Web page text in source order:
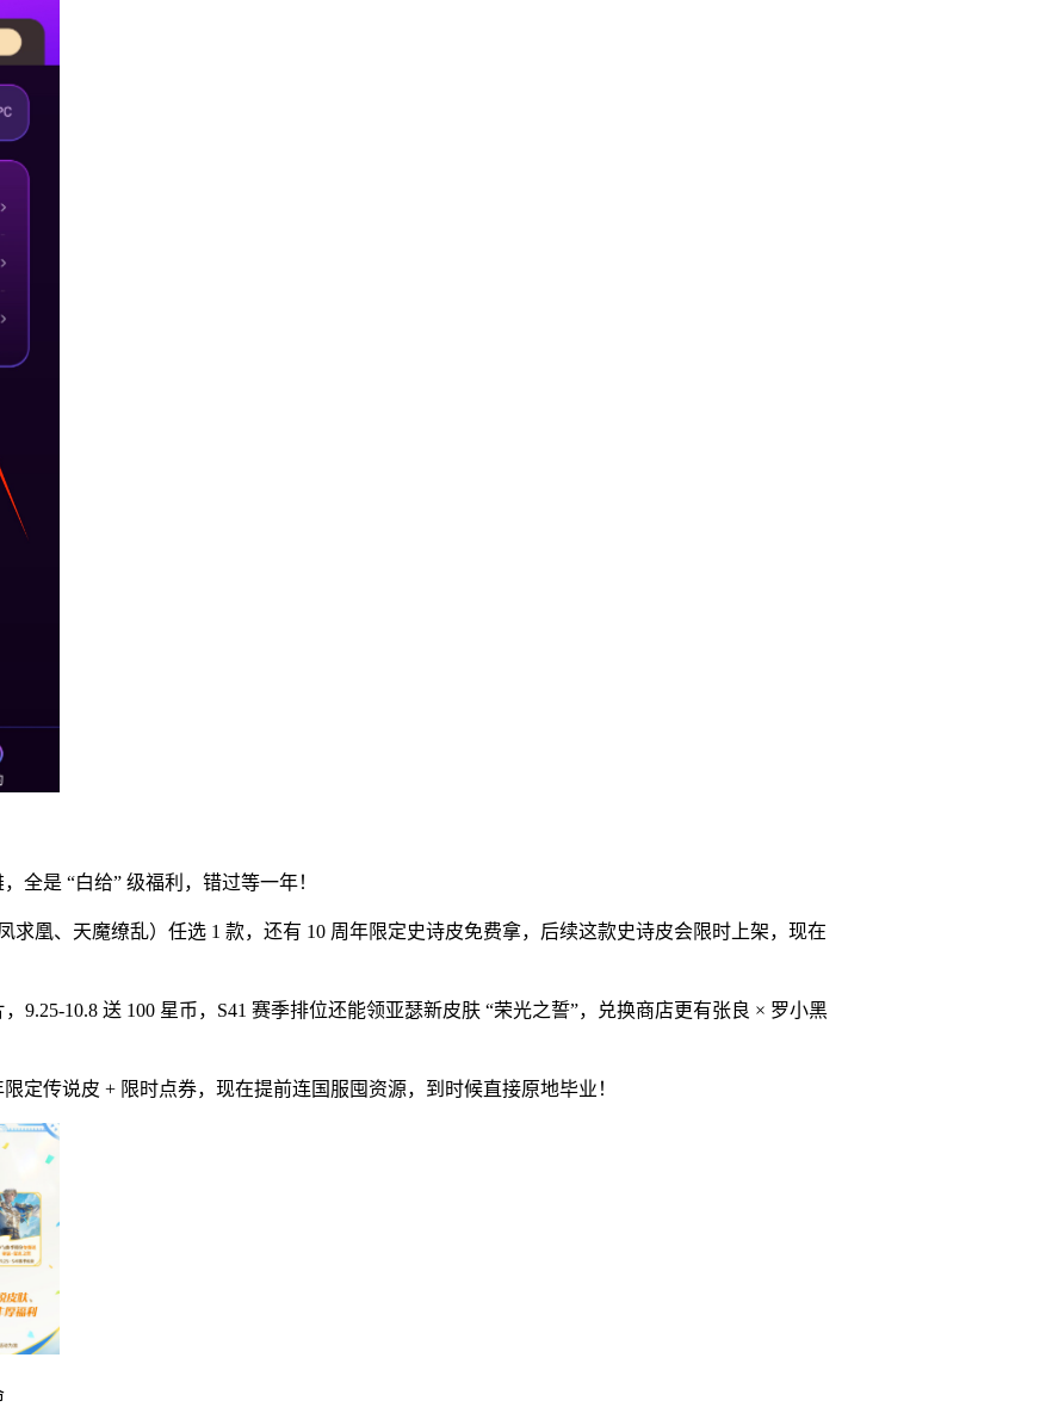
全是 “白给” 级福利，错过等一年！
求凰、天魔缭乱）任选 1 款，还有 10 周年限定史诗皮免费拿，后续这款史诗皮会限时上架，现在
9.25-10.8 送 100 星币，S41 赛季排位还能领亚瑟新皮肤 “荣光之誓”，兑换商店更有张良 × 罗小黑
定传说皮 + 限时点券，现在提前连国服囤资源，到时候直接原地毕业！